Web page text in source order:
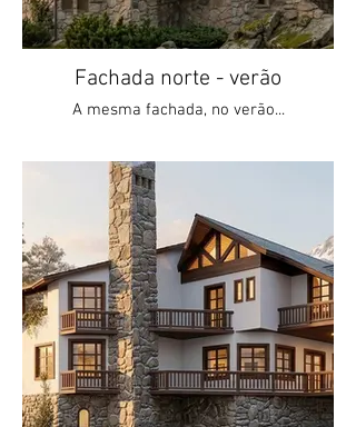
Fachada norte - verão
A mesma fachada, no verão...